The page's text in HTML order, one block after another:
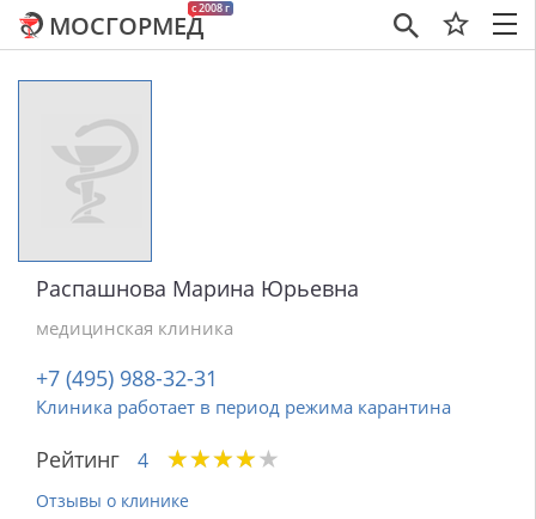
×
c 2008 г
МОСГОРМЕД
Распашнова Марина Юрьевна
медицинская клиника
+7 (495) 988-32-31
Клиника работает в период режима карантина
Рейтинг 4 ★★★★★
★★★★★
Отзывы о клинике